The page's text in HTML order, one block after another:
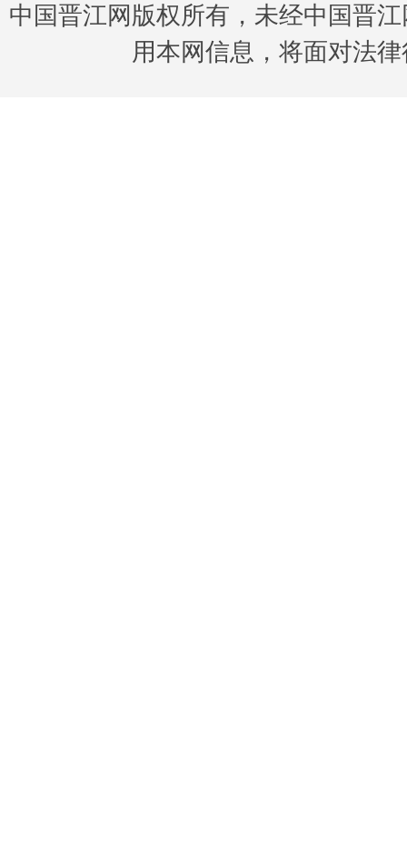
中国晋江网版权所有，未经中国晋
用本网信息，将面对法